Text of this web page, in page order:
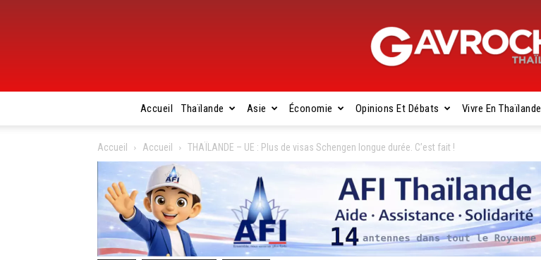
Gavroche
Thaïlande
Accueil Thaïlande Asie Économie Opinions Et Débats Vivre En Thaïlande
Accueil Accueil THAÏLANDE – UE : Plus de visas Schengen longue durée. C’est fait !